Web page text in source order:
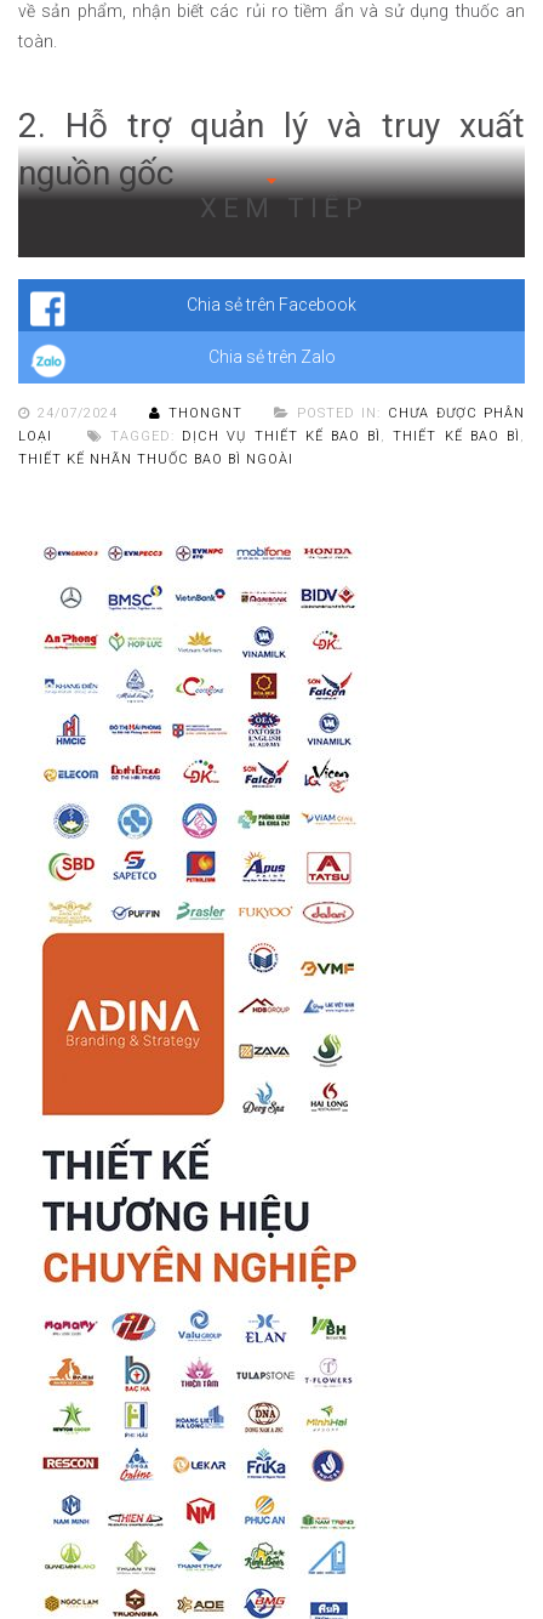
về sản phẩm, nhận biết các rủi ro tiềm ẩn và sử dụng thuốc an
toàn.
2. Hỗ trợ quản lý và truy xuất
nguồn gốc
theo dõi, kiểm soát chất lượng sản phẩm, dễ dàng truy xuất nguồn
gốc trong trường hợp có sự có.
XEM TIẾP
Chia sẻ trên Facebook
Chia sẻ trên Zalo
24/07/2024 THONGNT POSTED IN: CHƯA ĐƯỢC PHÂN
LOẠI
TAGGED: DỊCH VỤ THIẾT KẾ BAO BÌ ,THIẾT KẾ BAO BÌ ,
THIẾT KẾ NHÃN THUỐC BAO BÌ NGOÀI